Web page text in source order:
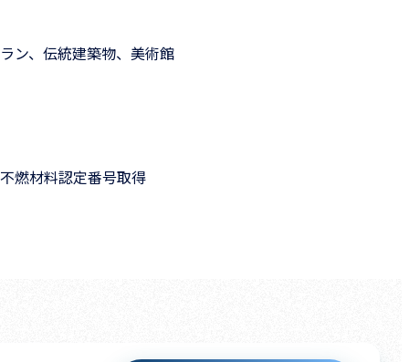
ン、伝統建築物、美術館
燃材料認定番号取得